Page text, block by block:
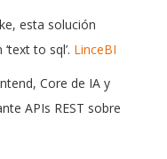
esta solución
to sql’. LinceBI
Core de IA y
APIs REST sobre